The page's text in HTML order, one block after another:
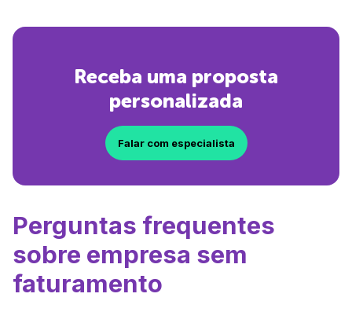
Receba uma proposta
personalizada
Falar com especialista
Perguntas frequentes
sobre empresa sem
faturamento